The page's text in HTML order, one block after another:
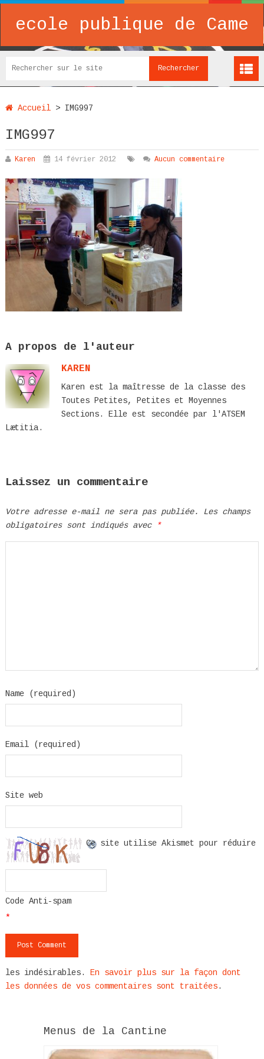
ecole publique de Came
Accueil> IMG997
IMG997
Karen 14 février 2012 Aucun commentaire
A propos de l'auteur
KAREN
Karen est la maîtresse de la classe des
Toutes Petites, Petites et Moyennes
Sections. Elle est secondée par l'ATSEM
Lætitia.
Laissez un commentaire
Votre adresse e-mail ne sera pas publiée.
Les champs
obligatoires sont indiqués avec
*
Name (required)
Email (required)
Site web
Code Anti-spam
*
Ce site utilise Akismet pour réduire
les indésirables.
En savoir plus sur la façon dont
les données de vos commentaires sont traitées.
Menus de la Cantine